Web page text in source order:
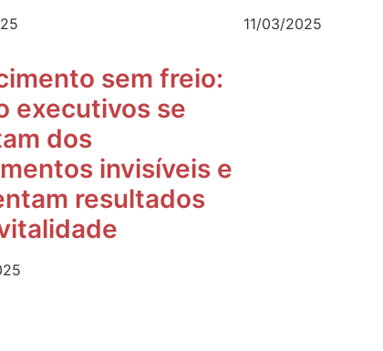
11/03/2025
sem freio:
executivos se
dos
invisíveis e
resultados